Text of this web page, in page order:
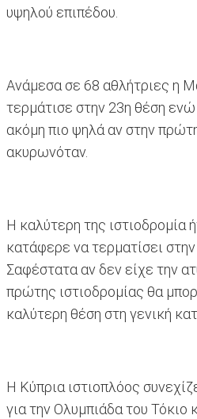
υψηλού επιπέδου.
Ανάμεσα σε 68 αθλήτριες η
τερμάτισε στην 23η θέση
ακόμη πιο ψηλά αν στην
ακυρωνόταν.
Η καλύτερη της ιστιοδρομία
κατάφερε να τερματίσει
Σαφέστατα αν δεν είχε την
πρώτης ιστιοδρομίας θα
καλύτερη θέση στη γενική
Η Κύπρια ιστιοπλόος
για την Ολυμπιάδα του Τόκιο